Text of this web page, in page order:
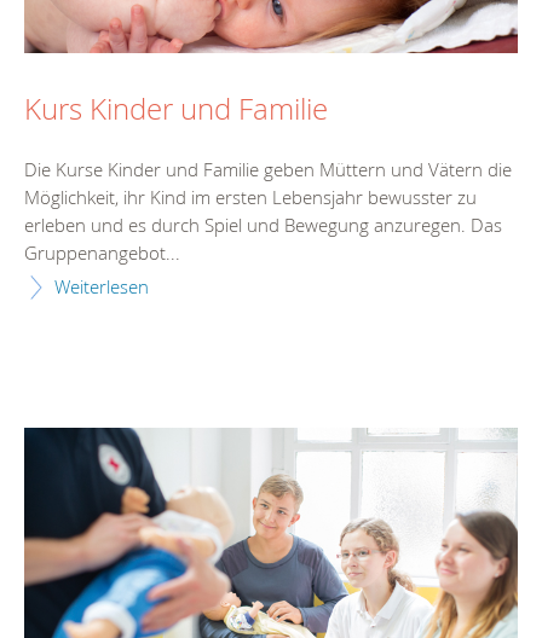
Kurs Kinder und Familie
Die Kurse Kinder und Familie geben Müttern und Vätern die
Möglichkeit, ihr Kind im ersten Lebensjahr bewusster zu
erleben und es durch Spiel und Bewegung anzuregen. Das
Gruppenangebot...
Weiterlesen